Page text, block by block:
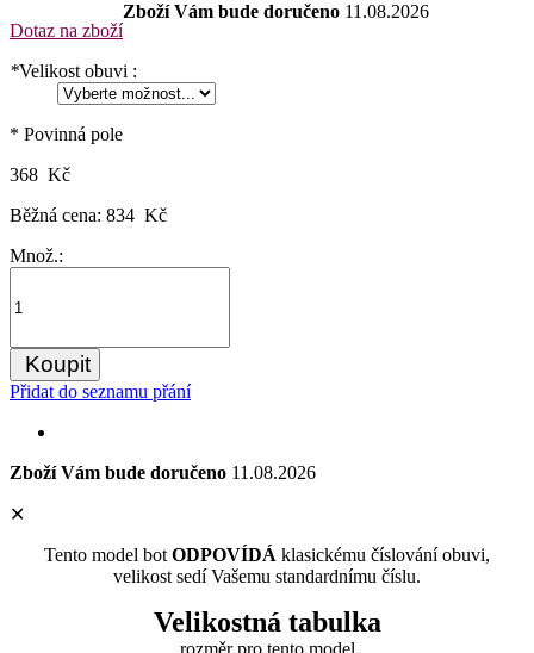
Dotaz na zboží
Zboží Vám bude doručeno 11.08.2026
*Velikost obuvi :
* Povinná pole
368 Kč
Běžná cena: 834 Kč
Množ.:
Koupit
Přidat do seznamu přání
Zboží Vám bude doručeno 11.08.2026
✕
Tento model bot ODPOVÍDÁ klasickému číslování obuvi,
velikost sedí Vašemu standardnímu číslu.
Velikostná tabulka
rozměrpro tento model